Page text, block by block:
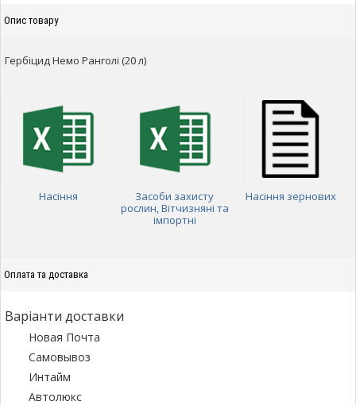
Опис товару
Гербіцид Немо Ранголі (20 л)
Насіння
Засоби захисту
рослин, Вітчизняні та
імпортні
Насіння зернових
Оплата та доставка
Варіанти доставки
Новая Почта
Самовывоз
Интайм
Автолюкс